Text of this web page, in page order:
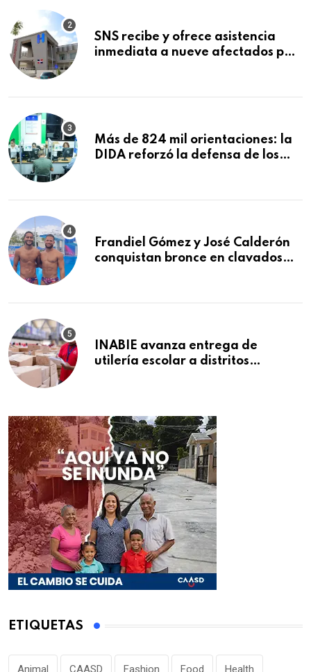
SNS recibe y ofrece asistencia
inmediata a nueve afectados por
Macorís
Más de 824 mil orientaciones: la
DIDA reforzó la defensa de los
Frandiel Gómez y José Calderón
conquistan bronce en clavados
INABIE avanza entrega de
utilería escolar a distritos
ETIQUETAS
Animal CAASD Fashion Food Health